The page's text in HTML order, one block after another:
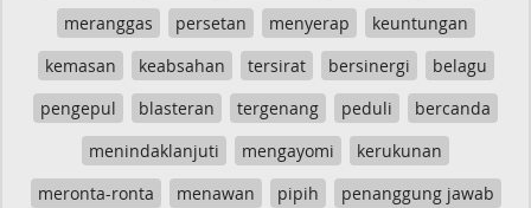
meranggas
persetan menyerap
keuntungan
kemasan
keabsahan tersirat bersinergi
belagu
pengepul
blasteran tergenang peduli
bercanda
menindaklanjuti
mengayomi
kerukunan
meronta-ronta
menawan pipih
penanggung jawab